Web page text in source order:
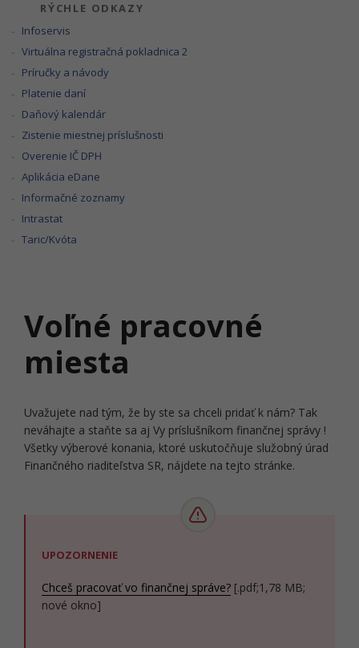
RÝCHLE ODKAZY
Infoservis
Virtuálna registračná pokladnica 2
Príručky a návody
Platenie daní
Daňový kalendár
Zistenie miestnej príslušnosti
Overenie IČ DPH
Aplikácia eDane
Informačné zoznamy
Intrastat
Taric/Kvóta
Voľné pracovné
miesta
Uvažujete nad tým, že by ste sa chceli pridať k nám? Tak
neváhajte a staňte sa aj Vy príslušníkom finančnej správy !
Všetky výberové konania, ktoré uskutočňuje služobný úrad
Finančného riaditeľstva SR, nájdete na tejto stránke.
UPOZORNENIE
Chceš pracovať vo finančnej správe? [.pdf;1,78 MB;
nové okno]